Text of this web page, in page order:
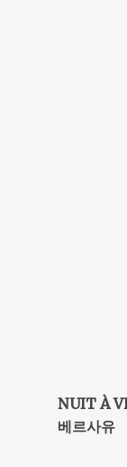
NUIT À
베르사유